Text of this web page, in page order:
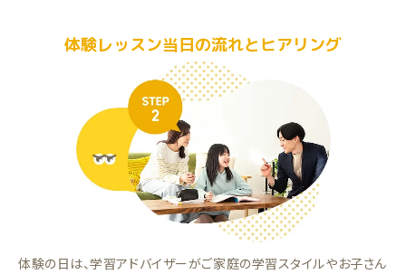
体験レッスン当日の流れとヒアリング
体験の日は、学習アドバイザーがご家庭の学習スタイルやお子さん